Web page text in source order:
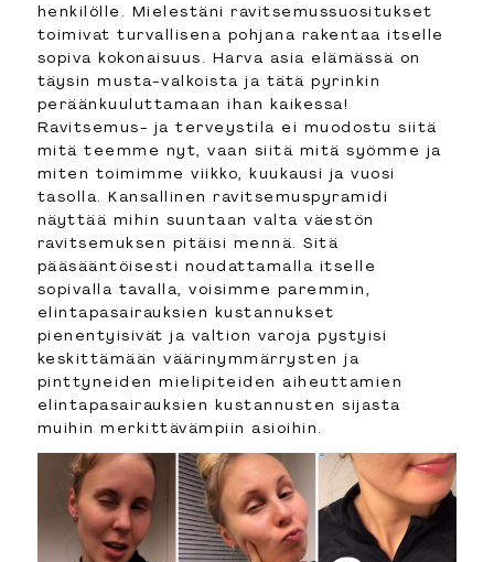
henkilölle. Mielestäni ravitsemussuositukset
toimivat turvallisena pohjana rakentaa itselle
sopiva kokonaisuus. Harva asia elämässä on
täysin musta-valkoista ja tätä pyrinkin
peräänkuuluttamaan ihan kaikessa!
Ravitsemus- ja terveystila ei muodostu siitä
mitä teemme nyt, vaan siitä mitä syömme ja
miten toimimme viikko, kuukausi ja vuosi
tasolla. Kansallinen ravitsemuspyramidi
näyttää mihin suuntaan valta väestön
ravitsemuksen pitäisi mennä. Sitä
pääsääntöisesti noudattamalla itselle
sopivalla tavalla, voisimme paremmin,
elintapasairauksien kustannukset
pienentyisivät ja valtion varoja pystyisi
keskittämään väärinymmärrysten ja
pinttyneiden mielipiteiden aiheuttamien
elintapasairauksien kustannusten sijasta
muihin merkittävämpiin asioihin.